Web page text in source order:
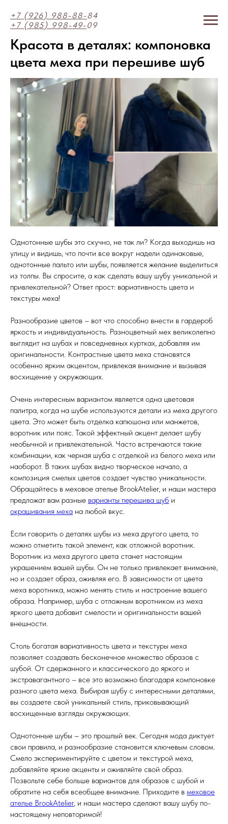
+7 (926) 988-88-84
+7 (985) 998-49- 09
Красота в деталях: компоновка
цвета меха при перешиве шуб
Однотонные шубы это скучно, не так ли? Когда выходишь на
улицу и видишь, что почти все вокруг надели одинаковые,
однотонные пальто или шубы, появляется желание выделиться
из толпы. Вы спросите, а как сделать вашу шубу уникальной и
привлекательной? Ответ прост: вариативность цвета и
текстуры меха!
Разнообразие цветов – вот что способно внести в гардероб
яркость и индивидуальность. Разноцветный мех великолепно
выглядит на шубах и повседневных куртках, добавляя им
оригинальности. Контрастные цвета меха становятся
особенно ярким акцентом, привлекая внимание и вызывая
восхищение у окружающих.
Очень интересным вариантом является одна цветовая
палитра, когда на шубе используются детали из меха другого
цвета. Это может быть отделка капюшона или манжетов,
воротник или пояс. Такой эффектный акцент делает шубу
необычной и привлекательной. Часто встречаются такие
комбинации, как черная шуба с отделкой из белого меха или
наоборот. В таких шубах видно творческое начало, а
композиция смелых цветов создает чувство уникальности.
Обращайтесь в меховое ателье BrookAtelier, и наши мастера
предложат вам разные варианты перешива шуб и
окрашивания меха на любой вкус.
Если говорить о деталях шубы из меха другого цвета, то
можно отметить такой элемент, как отложной воротник.
Воротник из меха другого цвета станет настоящим
украшением вашей шубы. Он не только привлекает внимание,
но и создает образ, оживляя его. В зависимости от цвета
меха воротника, можно менять стиль и настроение вашего
образа. Например, шуба с отложным воротником из меха
яркого цвета добавит смелости и оригинальности вашей
внешности.
Столь богатая вариативность цвета и текстуры меха
позволяет создавать бесконечное множество образов с
шубой. От сдержанного и классического до яркого и
экстравагантного – все это возможно благодаря компоновке
разного цвета меха. Выбирая шубу с интересными деталями,
вы создаете свой уникальный стиль, приковывающий
восхищенные взгляды окружающих.
Однотонные шубы – это прошлый век. Сегодня мода диктует
свои правила, и разнообразие становится ключевым словом.
Смело экспериментируйте с цветом и текстурой меха,
добавляйте яркие акценты и оживляйте свой образ.
Позвольте себе больше вариантов для образов с шубой и
обратите на себя всеобщее внимание. Приходите в меховое
ателье BrookAtelier, и наши мастера сделают вашу шубу по-
настоящему неповторимой!